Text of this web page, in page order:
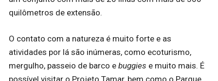
quilômetros de extensão.
O contato com a natureza é muito forte e as
atividades por lá são inúmeras, como ecoturismo,
mergulho, passeio de barco e buggies e muito mais. É
possível visitar o Projeto Tamar, bem como o Parque